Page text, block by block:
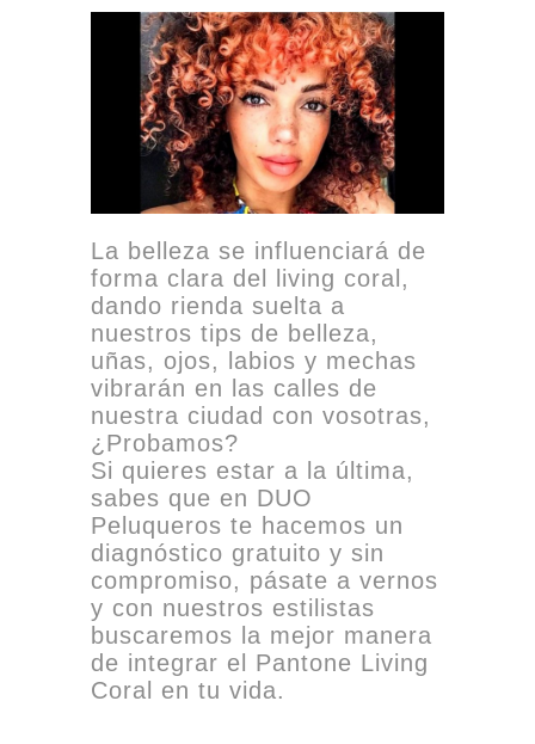
La belleza se influenciará de
forma clara del living coral,
dando rienda suelta a
nuestros tips de belleza,
uñas, ojos, labios y mechas
vibrarán en las calles de
nuestra ciudad con vosotras,
¿Probamos?
Si quieres estar a la última,
sabes que en DUO
Peluqueros te hacemos un
diagnóstico gratuito y sin
compromiso, pásate a vernos
y con nuestros estilistas
buscaremos la mejor manera
de integrar el Pantone Living
Coral en tu vida.